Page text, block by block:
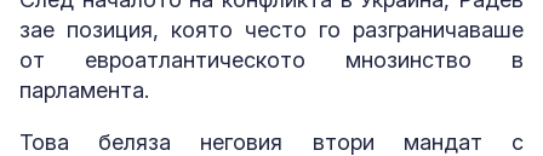
зае позиция, която често го разграничаваше
от евроатлантическото мнозинство в
парламента.
Това беляза неговия втори мандат с